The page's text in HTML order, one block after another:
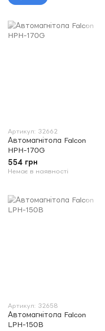
Артикул: 32662
Автомагнітола Falcon
HPH-170G
554 грн
Немає в наявності
Артикул: 32658
Автомагнітола Falcon
LPH-150B